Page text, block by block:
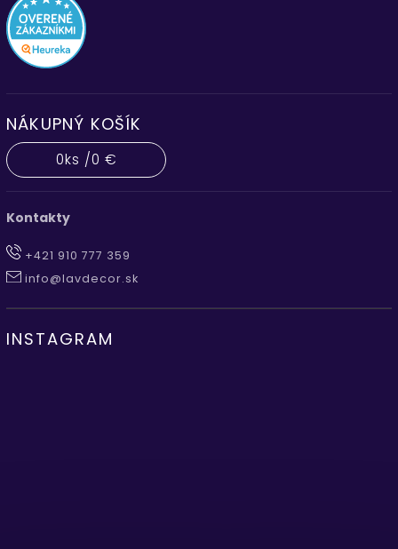
NÁKUPNÝ KOŠÍK
0ks /0 €
Kontakty
+421 910 777 359
info@lavdecor.sk
INSTAGRAM